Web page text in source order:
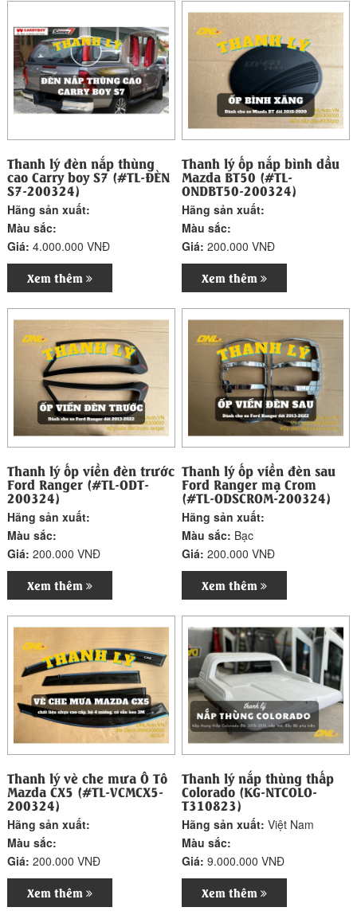
Thanh lý đèn nắp thùng
cao Carry boy S7 (#TL-ĐÈN
S7-200324)
Hãng sản xuất:
Màu sắc:
Giá:4.000.000 VNĐ
Xem thêm
Thanh lý ốp nắp bình dầu
Mazda BT50 (#TL-
ONDBT50-200324)
Hãng sản xuất:
Màu sắc:
Giá:200.000 VNĐ
Xem thêm
Thanh lý ốp viền đèn trước
Ford Ranger (#TL-ODT-
200324)
Hãng sản xuất:
Màu sắc:
Giá:200.000 VNĐ
Xem thêm
Thanh lý ốp viền đèn sau
Ford Ranger mạ Crom
(#TL-ODSCROM-200324)
Hãng sản xuất:
Màu sắc: Bạc
Giá:200.000 VNĐ
Xem thêm
Thanh lý vè che mưa Ô Tô
Mazda CX5 (#TL-VCMCX5-
200324)
Hãng sản xuất:
Màu sắc:
Giá:200.000 VNĐ
Xem thêm
Thanh lý nắp thùng thấp
Colorado (KG-NTCOLO-
T310823)
Hãng sản xuất:Việt Nam
Màu sắc:
Giá:9.000.000 VNĐ
Xem thêm